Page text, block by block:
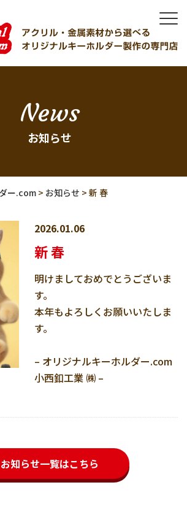
News
お知らせ
ー.com > お知らせ > 新 春
2026.01.06
新 春
明けましておめでとうございま
す。
本年もよろしくお願いいたしま
す。
– オリジナルキーホルダー.com
小西釦工業 ㈱ –
お知らせ一覧はこちら